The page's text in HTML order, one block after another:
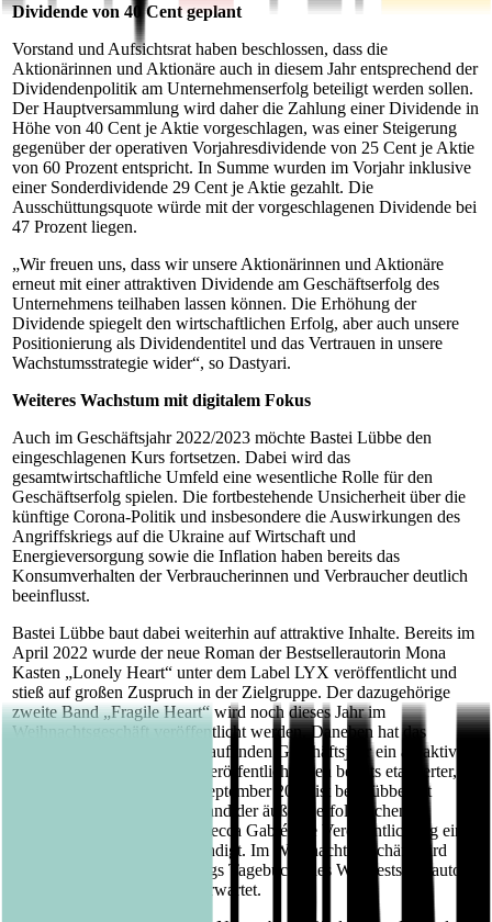
Dividende von 40 Cent geplant
Vorstand und Aufsichtsrat haben beschlossen, dass die
Aktionärinnen und Aktionäre auch in diesem Jahr entsprechend der
Dividendenpolitik am Unternehmenserfolg beteiligt werden sollen.
Der Hauptversammlung wird daher die Zahlung einer Dividende in
Höhe von 40 Cent je Aktie vorgeschlagen, was einer Steigerung
gegenüber der operativen Vorjahresdividende von 25 Cent je Aktie
von 60 Prozent entspricht. In Summe wurden im Vorjahr inklusive
einer Sonderdividende 29 Cent je Aktie gezahlt. Die
Ausschüttungsquote würde mit der vorgeschlagenen Dividende bei
47 Prozent liegen.
„Wir freuen uns, dass wir unsere Aktionärinnen und Aktionäre
erneut mit einer attraktiven Dividende am Geschäftserfolg des
Unternehmens teilhaben lassen können. Die Erhöhung der
Dividende spiegelt den wirtschaftlichen Erfolg, aber auch unsere
Positionierung als Dividendentitel und das Vertrauen in unsere
Wachstumsstrategie wider“, so Dastyari.
Weiteres Wachstum mit digitalem Fokus
Auch im Geschäftsjahr 2022/2023 möchte Bastei Lübbe den
eingeschlagenen Kurs fortsetzen. Dabei wird das
gesamtwirtschaftliche Umfeld eine wesentliche Rolle für den
Geschäftserfolg spielen. Die fortbestehende Unsicherheit über die
künftige Corona-Politik und insbesondere die Auswirkungen des
Angriffskriegs auf die Ukraine auf Wirtschaft und
Energieversorgung sowie die Inflation haben bereits das
Konsumverhalten der Verbraucherinnen und Verbraucher deutlich
beeinflusst.
Bastei Lübbe baut dabei weiterhin auf attraktive Inhalte. Bereits im
April 2022 wurde der neue Roman der Bestsellerautorin Mona
Kasten „Lonely Heart“ unter dem Label LYX veröffentlicht und
stieß auf großen Zuspruch in der Zielgruppe. Der dazugehörige
zweite Band „Fragile Heart“ wird noch dieses Jahr im
Weihnachtsgeschäft veröffentlicht werden. Daneben hat das
erfolgreiche Label LYX im laufenden Geschäftsjahr ein attraktives
Programm mit zahlreichen Veröffentlichungen bereits etablierter,
populärer Autorinnen. Für September 2022 ist bei Lübbe mit
„Drachenbanner“, dem 7. Band der äußerst erfolgreichen
„Waringham-Saga“ von Rebecca Gablé, die Veröffentlichung einer
weiteren Starautorin angekündigt. Im Weihnachtsgeschäft wird
Band 17 aus der Reihe „Gregs Tagebuch“ des Weltbestsellerautors
Jeff Kinney bei Baumhaus erwartet.